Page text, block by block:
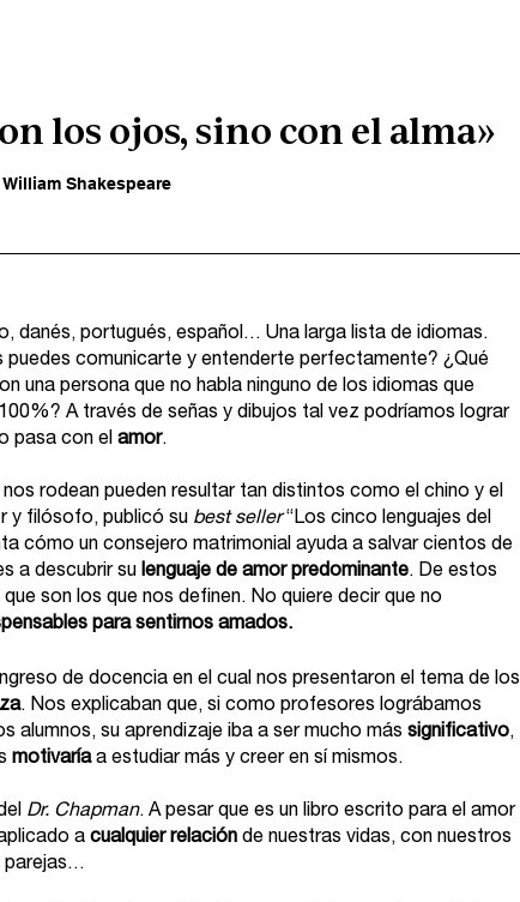
los ojos, sino con el alma»
William Shakespeare
danés, portugués, español… Una larga lista de idiomas.
comunicarte y entenderte perfectamente? ¿Qué
una persona que no habla ninguno de los idiomas que
A través de señas y dibujos tal vez podríamos lograr
pasa con el amor.
rodean pueden resultar tan distintos como el chino y el
y filósofo, publicó su best seller “Los cinco lenguajes del
cómo un consejero matrimonial ayuda a salvar cientos de
a descubrir su lenguaje de amor predominante. De estos
son los que nos definen. No quiere decir que no
para sentirnos amados.
de docencia en el cual nos presentaron el tema de los
. Nos explicaban que, si como profesores lográbamos
alumnos, su aprendizaje iba a ser mucho más significativo,
motivaría a estudiar más y creer en sí mismos.
Dr. Chapman. A pesar que es un libro escrito para el amor
a cualquier relación de nuestras vidas, con nuestros
parejas…